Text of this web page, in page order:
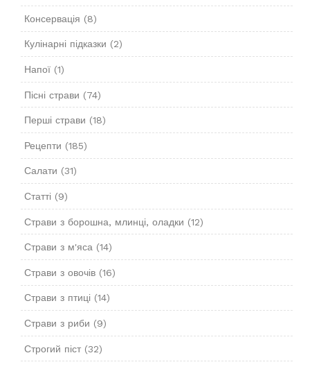
Консервація (8)
Кулінарні підказки (2)
Напої(1)
Пісні страви (74)
Перші страви (18)
Рецепти (185)
Салати (31)
Статті (9)
Страви з борошна, млинці, оладки (12)
Страви з м'яса(14)
Страви з овочів(16)
Страви з птиці (14)
Страви з риби (9)
Строгий піст(32)